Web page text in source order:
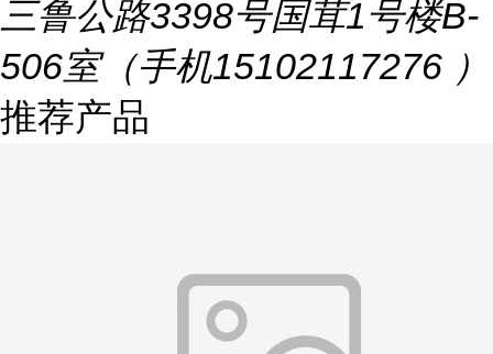
三鲁公路3398号国茸1号楼B-
506室（手机15102117276 ）
推荐产品